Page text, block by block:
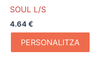
SOUL L/S
4.64€
PERSONALITZA